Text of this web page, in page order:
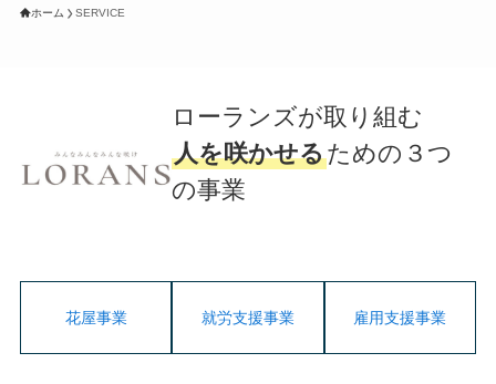
ホーム SERVICE
ローランズが取り組む
人を咲かせるための３つ
の事業
花屋事業 就労支援事業 雇用支援事業